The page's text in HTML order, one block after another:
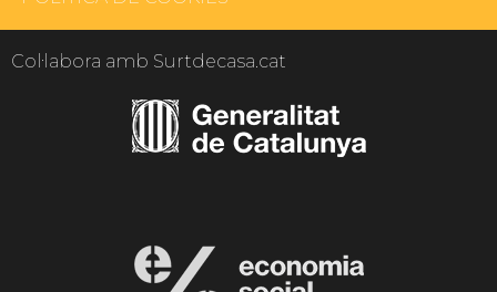
Col·labora amb Surtdecasa.cat